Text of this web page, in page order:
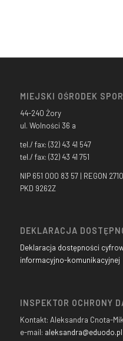
MIEJSKI OŚRODEK
44-240 Żory
ul. Wolności 36 a
tel./ fax: (32) 43 41 547
tel./ fax: (32) 43 41 751
NIP 651 000 83 57 | REGON
PKD 9262Z
DEKLARACJA
Deklaracja dostępności
informacyjno-komunikacyjnej
INSPEKTOR OCHRONY
Kontakt: Aleksandra Cnota-
e-mail: aleksandra@eduodo.pl